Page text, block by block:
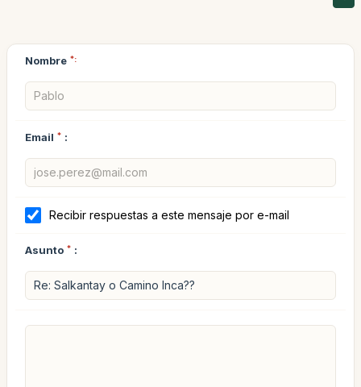
Nombre *:
Email * :
Recibir respuestas a este mensaje por e-mail
Asunto * :